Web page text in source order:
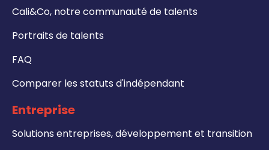
Cali&Co, notre communauté de talents
Portraits de talents
FAQ
Comparer les statuts d'indépendant
Entreprise
Solutions entreprises, développement et transition